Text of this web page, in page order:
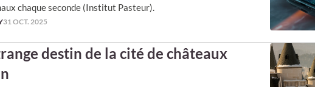
chaque seconde (Institut Pasteur).
31 OCT. 2025
destin de la cité de châteaux